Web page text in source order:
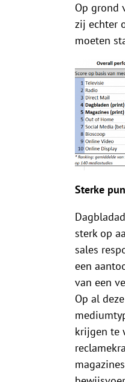
Op grond
zij echter
moeten
Sterke
sterk op
sales
een
van een
Op al
krijgen te